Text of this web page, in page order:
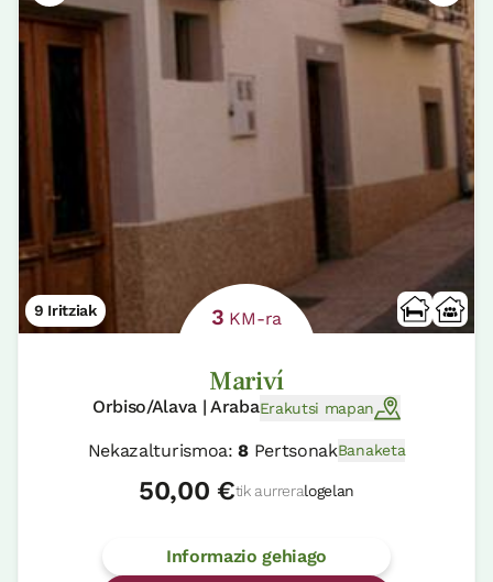
9 Iritziak 3 KM-ra
Mariví
Orbiso/Alava | ArabaErakutsi mapan
Nekazalturismoa:8PertsonakBanaketa
50,00 €tik aurreralogelan
Informazio gehiago